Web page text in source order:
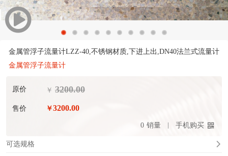
金属管浮子流量计LZZ-40,不锈钢材质,下进上出,DN40法兰式流量计
金属管浮子流量计
原价 ￥ 3200.00
售价 ￥3200.00
0 销量 手机购买
可选规格